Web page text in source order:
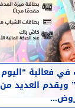
فعالية “اليوم
ويقدم العديد من